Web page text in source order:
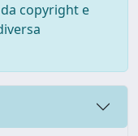
copyright e